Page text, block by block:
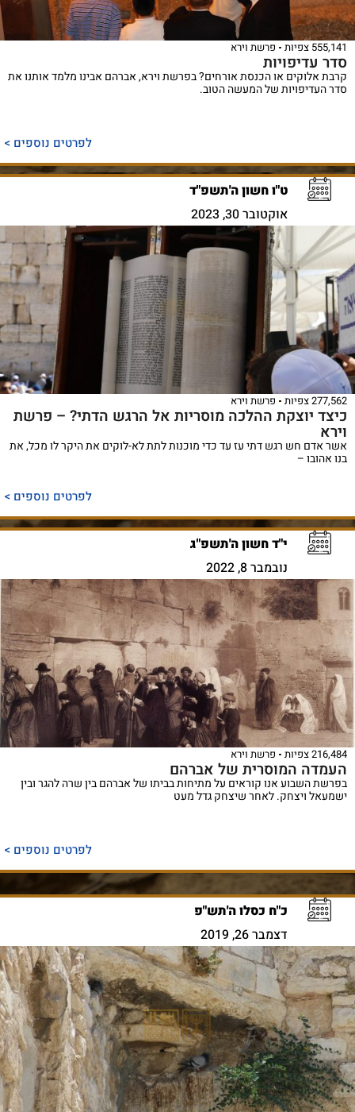
555,141 צפיות פרשת וירא
סדר עדיפויות
קרבת אלוקים או הכנסת אורחים? בפרשת וירא, אברהם אבינו מלמד אותנו את
סדר העדיפויות של המעשה הטוב.
לפרטים נוספים >
ט"ו חשון ה'תשפ"ד
אוקטובר 30, 2023
277,562 צפיות פרשת וירא
כיצד יוצקת ההלכה מוסריות אל הרגש הדתי? – פרשת
וירא
אשר אדם חש רגש דתי עז עד כדי מוכנות לתת לא-לוקים את היקר לו מכל, את
בנו אהובו –
לפרטים נוספים >
י"ד חשון ה'תשפ"ג
נובמבר 8, 2022
216,484 צפיות פרשת וירא
העמדה המוסרית של אברהם
בפרשת השבוע אנו קוראים על מתיחות בביתו של אברהם בין שרה להגר ובין
ישמעאל ויצחק. לאחר שיצחק גדל מעט
לפרטים נוספים >
כ"ח כסלו ה'תש"פ
דצמבר 26, 2019